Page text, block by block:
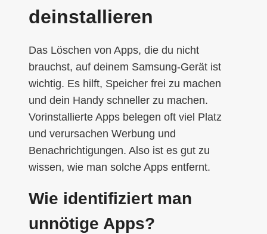
deinstallieren
Das Löschen von Apps, die du nicht
brauchst, auf deinem Samsung-Gerät ist
wichtig. Es hilft, Speicher frei zu machen
und dein Handy schneller zu machen.
Vorinstallierte Apps belegen oft viel Platz
und verursachen Werbung und
Benachrichtigungen. Also ist es gut zu
wissen, wie man solche Apps entfernt.
Wie identifiziert man
unnötige Apps?